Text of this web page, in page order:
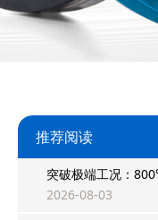
推荐阅读
突破极端工况：
2026-08-03